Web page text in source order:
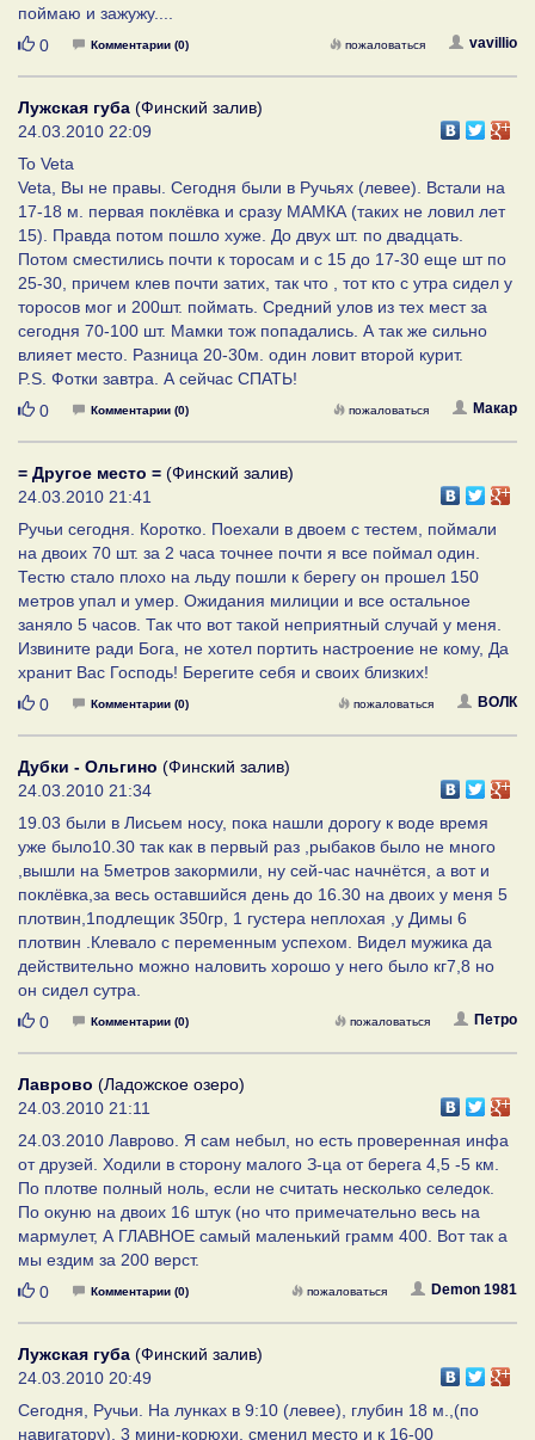
поймаю и зажужу....
Нравится
0 Комментарии (0) vavillio
пожаловаться
Лужская губа (Финский залив)
24.03.2010 22:09
To Veta
Veta, Вы не правы. Сегодня были в Ручьях (левее). Встали на
17-18 м. первая поклёвка и сразу МАМКА (таких не ловил лет
15). Правда потом пошло хуже. До двух шт. по двадцать.
Потом сместились почти к торосам и с 15 до 17-30 еще шт по
25-30, причем клев почти затих, так что , тот кто с утра сидел у
торосов мог и 200шт. поймать. Средний улов из тех мест за
сегодня 70-100 шт. Мамки тож попадались. А так же сильно
влияет место. Разница 20-30м. один ловит второй курит.
P.S. Фотки завтра. А сейчас СПАТЬ!
Нравится
0 Комментарии (0) Макар
пожаловаться
= Другое место = (Финский залив)
24.03.2010 21:41
Ручьи сегодня. Коротко. Поехали в двоем с тестем, поймали
на двоих 70 шт. за 2 часа точнее почти я все поймал один.
Тестю стало плохо на льду пошли к берегу он прошел 150
метров упал и умер. Ожидания милиции и все остальное
заняло 5 часов. Так что вот такой неприятный случай у меня.
Извините ради Бога, не хотел портить настроение не кому, Да
хранит Вас Господь! Берегите себя и своих близких!
Нравится
0 Комментарии (0) ВОЛК
пожаловаться
Дубки - Ольгино (Финский залив)
24.03.2010 21:34
19.03 были в Лисьем носу, пока нашли дорогу к воде время
уже было10.30 так как в первый раз ,рыбаков было не много
,вышли на 5метров закормили, ну сей-час начнётся, а вот и
поклёвка,за весь оставшийся день до 16.30 на двоих у меня 5
плотвин,1подлещик 350гр, 1 густера неплохая ,у Димы 6
плотвин .Клевало с переменным успехом. Видел мужика да
действительно можно наловить хорошо у него было кг7,8 но
он сидел сутра.
Нравится
0 Комментарии (0) Петро
пожаловаться
Лаврово (Ладожское озеро)
24.03.2010 21:11
24.03.2010 Лаврово. Я сам небыл, но есть проверенная инфа
от друзей. Ходили в сторону малого З-ца от берега 4,5 -5 км.
По плотве полный ноль, если не считать несколько селедок.
По окуню на двоих 16 штук (но что примечательно весь на
мармулет, А ГЛАВНОЕ самый маленький грамм 400. Вот так а
мы ездим за 200 верст.
Нравится
0 Комментарии (0) Demon 1981
пожаловаться
Лужская губа (Финский залив)
24.03.2010 20:49
Сегодня, Ручьи. На лунках в 9:10 (левее), глубин 18 м.,(по
навигатору), 3 мини-корюхи, сменил место и к 16-00